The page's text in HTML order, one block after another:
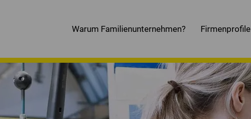
Warum Familienunternehmen? Firmenprofile